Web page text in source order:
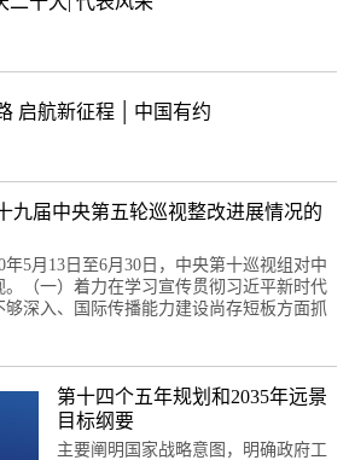
启航新征程 | 中国有约
九届中央第五轮巡视整改进展情况的
5月13日至6月30日，中央第十巡视组对中
。（一）着力在学习宣传贯彻习近平新时代
深入、国际传播能力建设尚存短板方面抓
第十四个五年规划和2035年远景
目标纲要
主要阐明国家战略意图，明确政府工